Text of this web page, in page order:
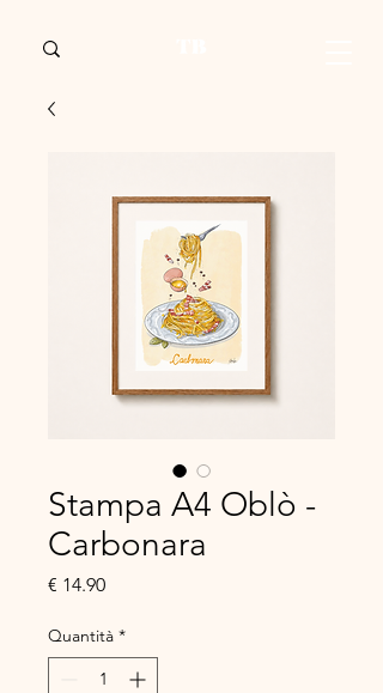
Stampa A4 Oblò -
Carbonara
€ 14.90Prezzo
Quantità *